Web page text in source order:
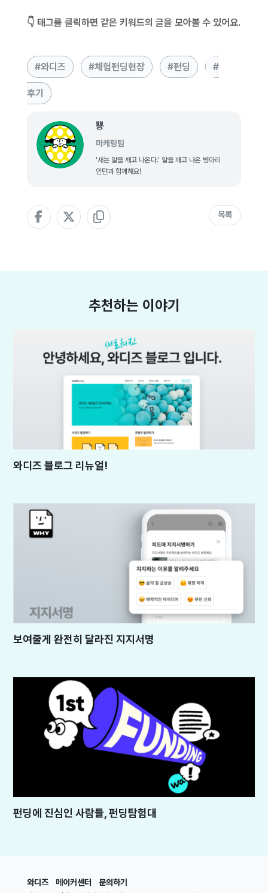
👇 태그를 클릭하면 같은 키워드의 글을 모아볼 수 있어요.
와디즈 체험펀딩현장 펀딩
후기
뿅
마케팅팀
'새는 알을 깨고 나온다.' 알을 깨고 나온 병아리
인턴과 함께해요!
목록
추천하는 이야기
와디즈 블로그 리뉴얼!
보여줄게 완전히 달라진 지지서명
펀딩에 진심인 사람들, 펀딩탐험대
와디즈 메이커센터 문의하기